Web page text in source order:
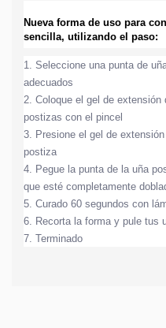
Nueva forma de uso para
sencilla, utilizando el paso:
1. Seleccione una punta de
adecuados
2. Coloque el gel de
postizas con el pincel
3. Presione el gel de
postiza
4. Pegue la punta de la uña
que esté completamente
5. Curado 60 segundos con
6. Recorta la forma y pule tus
7. Terminado